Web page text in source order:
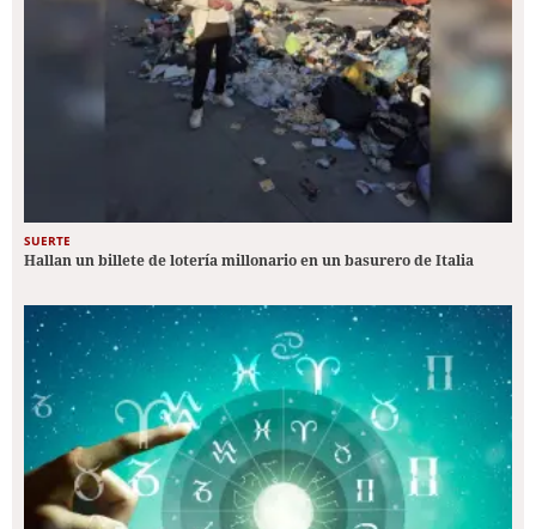
SUERTE
Hallan un billete de lotería millonario en un basurero de Italia